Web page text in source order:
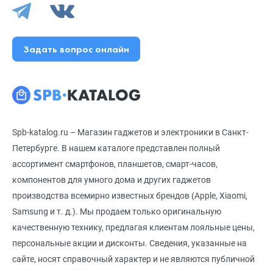
Spb-katalog.ru – Магазин гаджетов и электроники в Санкт-
Петербурге. В нашем каталоге представлен полный
ассортимент смартфонов, планшетов, смарт-часов,
компонентов для умного дома и других гаджетов
производства всемирно известных брендов (Apple, Xiaomi,
Samsung и т. д.). Мы продаем только оригинальную
качественную технику, предлагая клиентам лояльные цены,
персональные акции и дисконты. Сведения, указанные на
сайте, носят справочный характер и не являются публичной
Задать вопрос онлайн